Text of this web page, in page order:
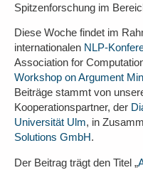
Spitzenforschung im
Diese Woche findet im
internationalen NLP-
Association for
Workshop on Argument
Beiträge stammt von
Kooperationspartner, der
Universität Ulm, in
Solutions GmbH.
Der Beitrag trägt den Titel „